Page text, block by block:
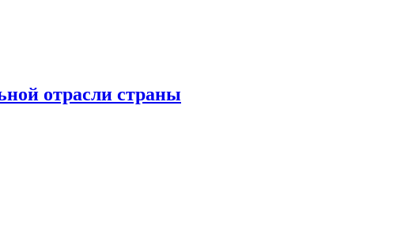
отрасли страны